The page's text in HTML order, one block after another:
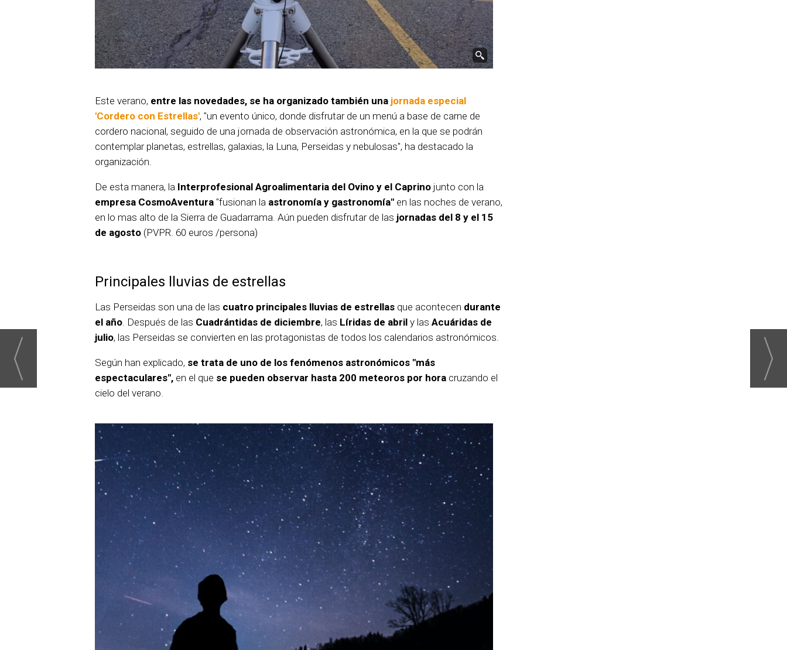
Este verano, entre las novedades, se ha organizado también una jornada especial
'Cordero con Estrellas', "un evento único, donde disfrutar de un menú a base de carne de
cordero nacional, seguido de una jornada de observación astronómica, en la que se podrán
contemplar planetas, estrellas, galaxias, la Luna, Perseidas y nebulosas", ha destacado la
organización.
De esta manera, la Interprofesional Agroalimentaria del Ovino y el Caprino junto con la
empresa CosmoAventura "fusionan la astronomía y gastronomía" en las noches de verano,
en lo mas alto de la Sierra de Guadarrama. Aún pueden disfrutar de las jornadas del 8 y el 15
de agosto (PVPR. 60 euros /persona)
Principales lluvias de estrellas
Las Perseidas son una de las cuatro principales lluvias de estrellas que acontecen durante
el año. Después de las Cuadrántidas de diciembre, las Líridas de abril y las Acuáridas de
julio, las Perseidas se convierten en las protagonistas de todos los calendarios astronómicos.
Según han explicado, se trata de uno de los fenómenos astronómicos "más
espectaculares", en el que se pueden observar hasta 200 meteoros por hora cruzando el
cielo del verano.